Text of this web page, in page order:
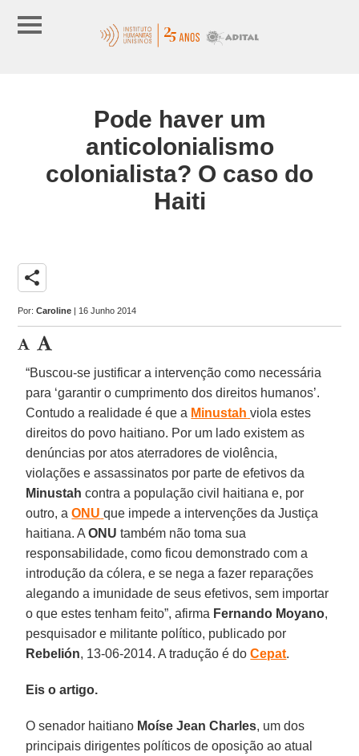
Pode haver um
anticolonialismo
colonialista? O caso do
Haiti
share
Por:Caroline | 16 Junho 2014
“Buscou-se justificar a intervenção como necessária
para ‘garantir o cumprimento dos direitos humanos’.
Contudo a realidade é que a Minustah viola estes
direitos do povo haitiano. Por um lado existem as
denúncias por atos aterradores de violência,
violações e assassinatos por parte de efetivos da
Minustah contra a população civil haitiana e, por
outro, aONU que impede a intervenções da Justiça
haitiana. AONU também não toma sua
responsabilidade, como ficou demonstrado com a
introdução da cólera, e se nega a fazer reparações
alegando a imunidade de seus efetivos, sem importar
o que estes tenham feito”, afirma Fernando Moyano,
pesquisador e militante político, publicado por
Rebelión, 13-06-2014. A tradução é doCepat.
Eis o artigo.
O senador haitiano Moíse Jean Charles, um dos
principais dirigentes políticos de oposição ao atual